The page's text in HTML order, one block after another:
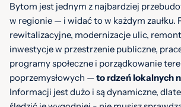
Bytom jest jednym z najbardziej
w regionie — i widać to w każdym zaułku.
rewitalizacyjne, modernizacje ulic,
inwestycje w przestrzenie publiczne,
programy społeczne i porządkowanie
poprzemysłowych — to rdzeń lokalnych
Informacji jest dużo i są dynamiczne,